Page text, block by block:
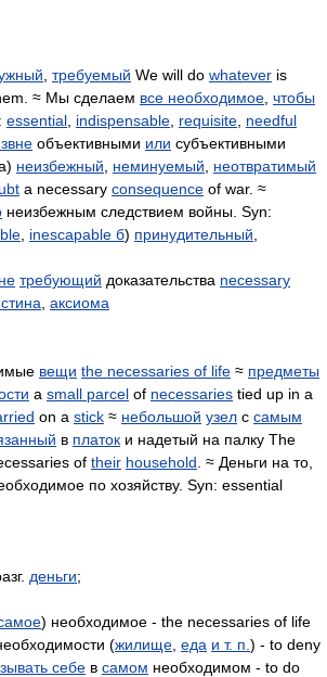
требуемый We will do whatever is
≈ Мы сделаем все необходимое чтобы
essential indispensable requisite needful
объективными или субъективными
неизбежный неминуемый
неотвратимый
a necessary consequence of war. ≈
неизбежным следствием войны. Syn:
inescapable б) принудительный
не требующий доказательства necessary
аксиома
вещи the necessaries of life ≈ предметы
a small parcel of necessaries tied up in a
on a stick ≈ небольшой узел с самым
в платок и надетый на палку The
of their household . ≈ Деньги на то,
по хозяйству. Syn: essential
деньги;
) необходимое - the necessaries of life
(жилище еда и т. п. ) - to deny
себе в самом необходимом - to do